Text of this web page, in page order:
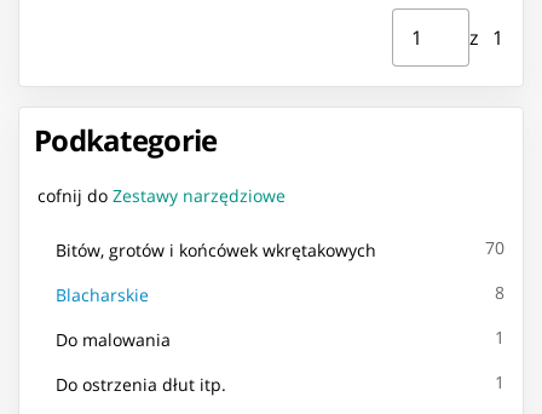
Podkategorie
cofnij do Zestawy narzędziowe
Bitów, grotów i końcówek wkrętakowych 70
Blacharskie 8
Do malowania 1
Do ostrzenia dłut itp. 1
Strona ⁨1⁩ z ⁨1⁩
z ⁨1⁩
Przejdź do strony